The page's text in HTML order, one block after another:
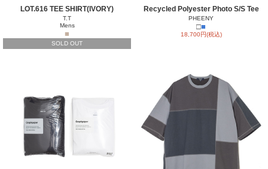
LOT.616 TEE SHIRT(IVORY)
T.T
Mens
■
SOLD OUT
Recycled Polyester Photo S/S Tee
PHEENY
□■
18,700円(税込)